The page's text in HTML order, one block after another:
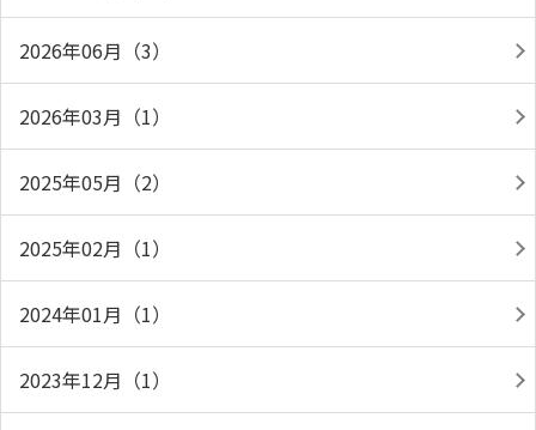
2026年06月（3）
2026年03月（1）
2025年05月（2）
2025年02月（1）
2024年01月（1）
2023年12月（1）